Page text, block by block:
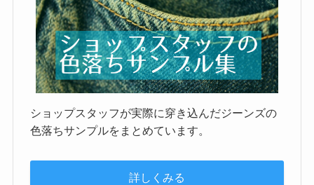
ショップスタッフが実際に穿き込んだジーンズの
色落ちサンプルをまとめています。
詳しくみる